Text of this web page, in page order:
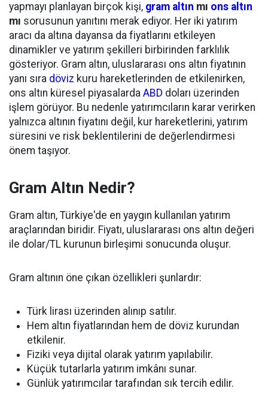
yapmayı planlayan birçok kişi, gram altın mı ons altın
mı sorusunun yanıtını merak ediyor. Her iki yatırım
aracı da altına dayansa da fiyatlarını etkileyen
dinamikler ve yatırım şekilleri birbirinden farklılık
gösteriyor. Gram altın, uluslararası ons altın fiyatının
yanı sıra döviz kuru hareketlerinden de etkilenirken,
ons altın küresel piyasalarda ABD doları üzerinden
işlem görüyor. Bu nedenle yatırımcıların karar verirken
yalnızca altının fiyatını değil, kur hareketlerini, yatırım
süresini ve risk beklentilerini de değerlendirmesi
önem taşıyor.
Gram Altın Nedir?
Gram altın, Türkiye'de en yaygın kullanılan yatırım
araçlarından biridir. Fiyatı, uluslararası ons altın değeri
ile dolar/TL kurunun birleşimi sonucunda oluşur.
Gram altının öne çıkan özellikleri şunlardır:
Türk lirası üzerinden alınıp satılır.
Hem altın fiyatlarından hem de döviz kurundan
etkilenir.
Fiziki veya dijital olarak yatırım yapılabilir.
Küçük tutarlarla yatırım imkânı sunar.
Günlük yatırımcılar tarafından sık tercih edilir.